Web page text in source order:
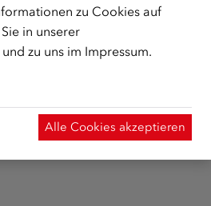
(ÖIF)
zu Cookies auf
in unserer
und zu uns im Impressum.
Alle Cookies akzeptieren